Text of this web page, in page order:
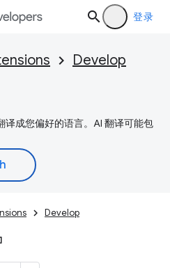
登录
Develop
成您偏好的语言。AI 翻译可能包
Develop